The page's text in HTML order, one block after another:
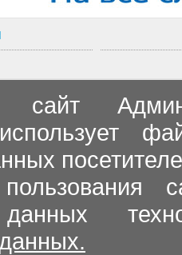
сайт
использует
данных